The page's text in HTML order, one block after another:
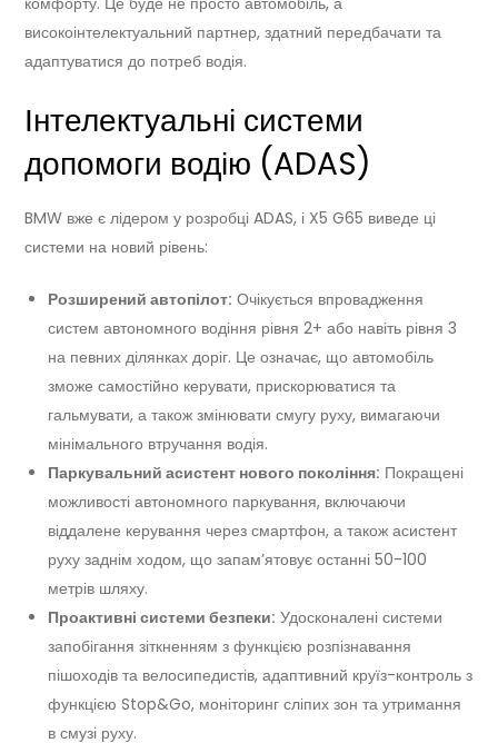
високоінтелектуальний партнер, здатний передбачати та
адаптуватися до потреб водія.
Інтелектуальні системи
допомоги водію (ADAS)
BMW вже є лідером у розробці ADAS, і X5 G65 виведе ці
системи на новий рівень:
Розширений автопілот: Очікується впровадження
систем автономного водіння рівня 2+ або навіть рівня 3
на певних ділянках доріг. Це означає, що автомобіль
зможе самостійно керувати, прискорюватися та
гальмувати, а також змінювати смугу руху, вимагаючи
мінімального втручання водія.
Паркувальний асистент нового покоління: Покращені
можливості автономного паркування, включаючи
віддалене керування через смартфон, а також асистент
руху заднім ходом, що запам’ятовує останні 50-100
метрів шляху.
Проактивні системи безпеки: Удосконалені системи
запобігання зіткненням з функцією розпізнавання
пішоходів та велосипедистів, адаптивний круїз-контроль з
функцією Stop&Go, моніторинг сліпих зон та утримання
в смузі руху.